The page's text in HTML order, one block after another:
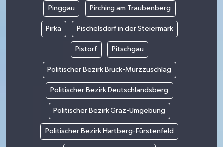
Pinggau Pirching am Traubenberg
Pirka Pischelsdorf in der Steiermark
Pistorf Pitschgau
Politischer Bezirk Bruck-Mürzzuschlag
Politischer Bezirk Deutschlandsberg
Politischer Bezirk Graz-Umgebung
Politischer Bezirk Hartberg-Fürstenfeld